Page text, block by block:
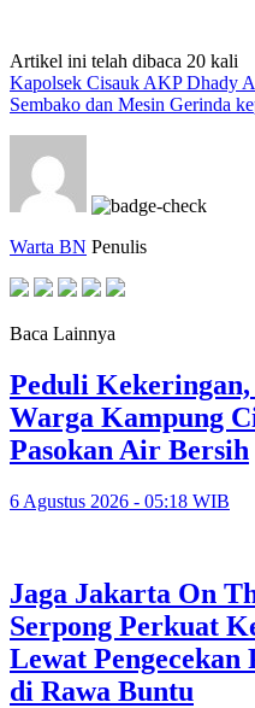
Artikel ini telah dibaca 20 kali
Kapolsek Cisauk AKP Dhady
Sembako dan Mesin Gerinda
Warta BN Penulis
Baca Lainnya
Peduli
Warga Kampung
Pasokan Air Bersih
6 Agustus 2026 - 05:18 WIB
Jaga Jakarta On
Serpong Perkuat
Lewat Pengecekan
di Rawa Buntu